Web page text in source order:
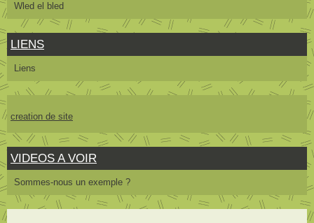
Wled el bled
LIENS
Liens
creation de site
VIDEOS A VOIR
Sommes-nous un exemple ?